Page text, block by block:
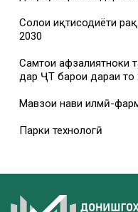
Солҳои иқтисодиёти
2030
Самтҳои афзалиятноки
дар ҶТ барои дараи то
Мавзҳои нави илмӣ-
Парки технологӣ